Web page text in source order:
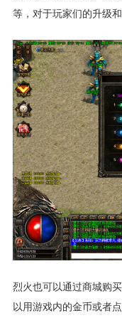
等，对于玩家们的升级
烈火也可以通过商城购
以用游戏内的金币或者